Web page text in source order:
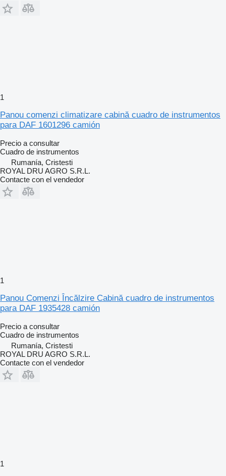
1
Panou comenzi climatizare cabină cuadro de instrumentos
para DAF 1601296 camión
Precio a consultar
Cuadro de instrumentos
Rumanía, Cristesti
ROYAL DRU AGRO S.R.L.
Contacte con el vendedor
1
Panou Comenzi Încălzire Cabină cuadro de instrumentos
para DAF 1935428 camión
Precio a consultar
Cuadro de instrumentos
Rumanía, Cristesti
ROYAL DRU AGRO S.R.L.
Contacte con el vendedor
1